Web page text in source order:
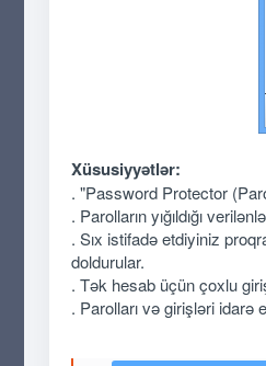
Xüsusiyyətlər:
. "Password Protector
. Parolların yığıldığı
. Sıx istifadə etdiyiniz
doldurular.
. Tək hesab üçün çoxlu
. Parolları və girişləri idarə